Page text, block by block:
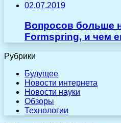
02.07.2019
Вопросов больше
Formspring, и чем
Рубрики
Будущее
Новости интернета
Новости науки
Обзоры
Технологии